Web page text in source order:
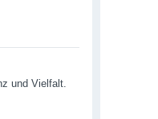
und Vielfalt.